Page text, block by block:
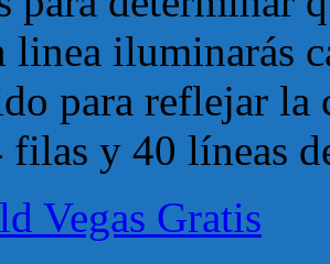
linea iluminarás
para reflejar la
filas y 40 líneas
Vegas Gratis